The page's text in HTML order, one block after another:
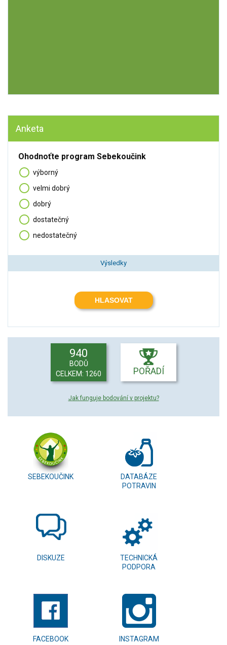
Anketa
Ohodnoťte program Sebekoučink
výborný
velmi dobrý
dobrý
dostatečný
nedostatečný
Výsledky
HLASOVAT
940
BODŮ
CELKEM: 1260
POŘADÍ
Jak funguje bodování v projektu?
SEBEKOUČINK
DATABÁZE
POTRAVIN
DISKUZE
TECHNICKÁ
PODPORA
FACEBOOK INSTAGRAM